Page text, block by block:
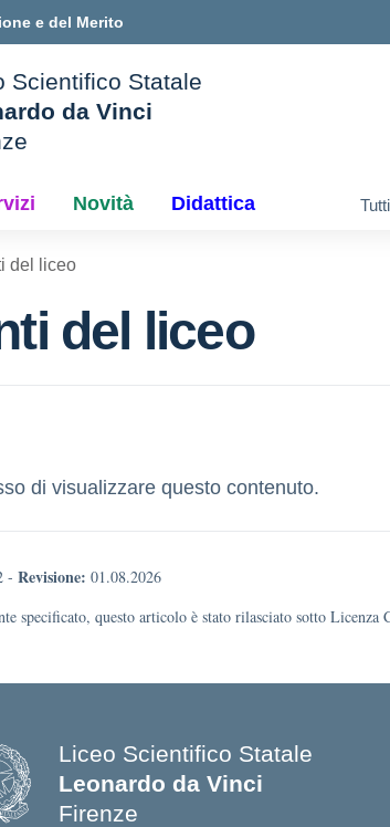
e del Merito
Scientifico Statale
da Vinci
Novità Didattica
del liceo
del liceo
di visualizzare questo contenuto.
- Revisione: 01.08.2026
specificato, questo articolo è stato rilasciato sotto
Liceo Scientifico Statale
Leonardo da Vinci
Firenze